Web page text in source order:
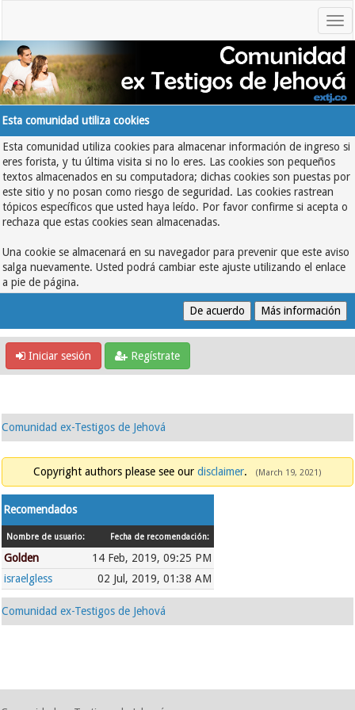
Esta comunidad utiliza cookies
Esta comunidad utiliza cookies para almacenar información de ingreso si
eres forista, y tu última visita si no lo eres. Las cookies son pequeños
textos almacenados en su computadora; dichas cookies son puestas por
este sitio y no posan como riesgo de seguridad. Las cookies rastrean
tópicos específicos que usted haya leído. Por favor confirme si acepta o
rechaza que estas cookies sean almacenadas.
Una cookie se almacenará en su navegador para prevenir que este aviso
salga nuevamente. Usted podrá cambiar este ajuste utilizando el enlace
a pie de página.
Iniciar sesión Regístrate
Comunidad ex-Testigos de Jehová
Copyright authors please see our disclaimer. (March 19, 2021)
Recomendados
Nombre de usuario: Fecha de recomendación:
Golden
14 Feb, 2019, 09:25 PM
israelgless
02 Jul, 2019, 01:38 AM
Comunidad ex-Testigos de Jehová